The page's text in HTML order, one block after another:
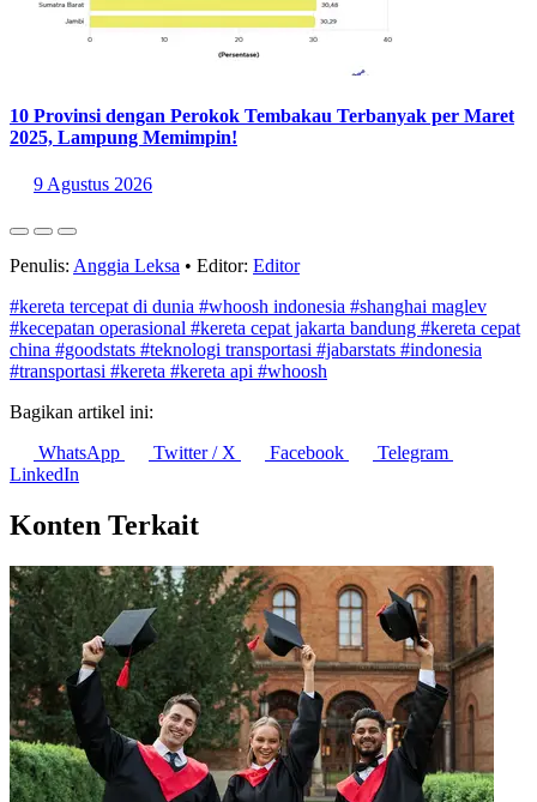
10 Provinsi dengan Perokok Tembakau Terbanyak per Maret
2025, Lampung Memimpin!
9 Agustus 2026
Penulis: Anggia Leksa • Editor: Editor
#kereta tercepat di dunia #whoosh indonesia #shanghai maglev
#kecepatan operasional #kereta cepat jakarta bandung #kereta cepat
china #goodstats #teknologi transportasi #jabarstats #indonesia
#transportasi #kereta #kereta api #whoosh
Bagikan artikel ini:
WhatsApp
Twitter / X Facebook
Telegram
LinkedIn
Konten Terkait